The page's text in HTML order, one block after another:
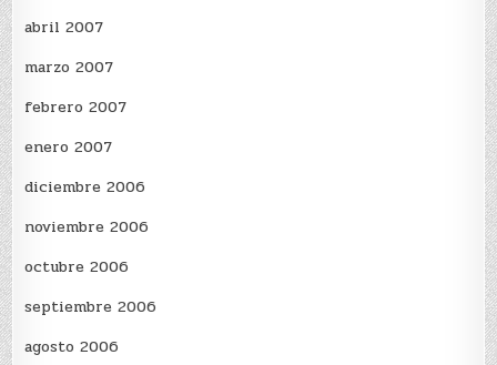
abril 2007
marzo 2007
febrero 2007
enero 2007
diciembre 2006
noviembre 2006
octubre 2006
septiembre 2006
agosto 2006